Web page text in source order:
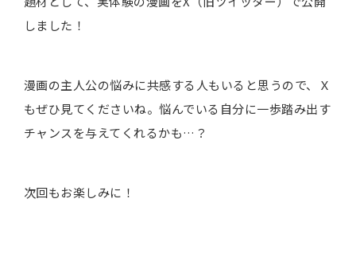
しました！
漫画の主人公の悩みに共感する人もいると思うので、Ｘ
もぜひ見てくださいね。悩んでいる自分に一歩踏み出す
チャンスを与えてくれるかも…？
次回もお楽しみに！